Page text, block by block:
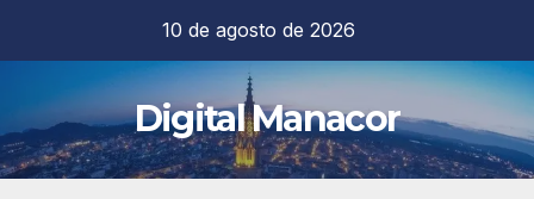
contenido
10 de agosto de 2026
Digital Manacor